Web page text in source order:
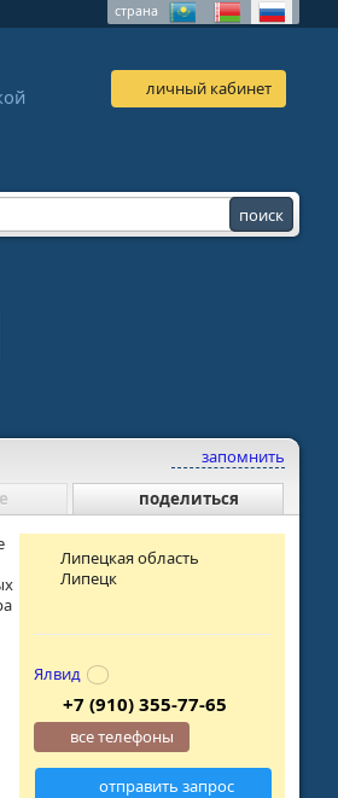
страна
личный кабинет
запомнить
поделиться
Липецкая область
Липецк
Ялвид
+7 (910) 355-77-65
все телефоны
отправить запрос